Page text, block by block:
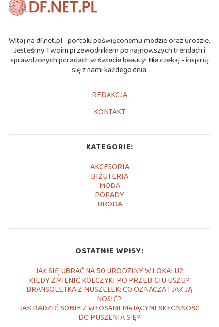
Witaj na df.net.pl - portalu poświęconemu modzie oraz urodzie.
Jesteśmy Twoim przewodnikiem po najnowszych trendach i
sprawdzonych poradach w świecie beauty! Nie czekaj - inspiruj
się z nami każdego dnia.
REDAKCJA
KONTAKT
KATEGORIE:
AKCESORIA
BIŻUTERIA
MODA
PORADY
URODA
OSTATNIE WPISY:
JAK SIĘ UBRAĆ NA 50 URODZINY W LOKALU?
KIEDY ZMIENIĆ KOLCZYKI PO PRZEBICIU USZU?
BRANSOLETKA Z MUSZELEK: CO OZNACZA I JAK JĄ
NOSIĆ?
JAK RADZIĆ SOBIE Z WŁOSAMI MAJĄCYMI SKŁONNOŚĆ
DO PUSZENIA SIĘ?